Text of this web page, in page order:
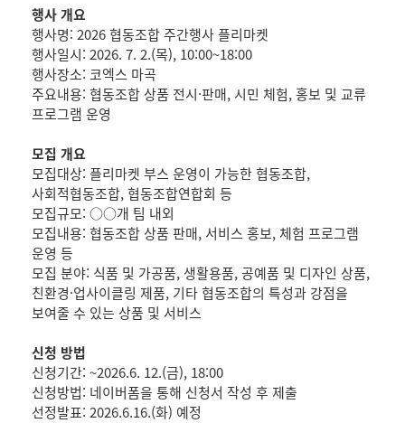
행사 개요
행사명: 2026 협동조합 주간행사 플리마켓
행사일시: 2026. 7. 2.(목), 10:00~18:00
행사장소: 코엑스 마곡
주요내용: 협동조합 상품 전시·판매, 시민 체험, 홍보 및 교류
프로그램 운영
모집 개요
모집대상: 플리마켓 부스 운영이 가능한 협동조합,
사회적협동조합, 협동조합연합회 등
모집규모: ○○개 팀 내외
모집내용: 협동조합 상품 판매, 서비스 홍보, 체험 프로그램
운영 등
모집 분야: 식품 및 가공품, 생활용품, 공예품 및 디자인 상품,
친환경·업사이클링 제품, 기타 협동조합의 특성과 강점을
보여줄 수 있는 상품 및 서비스
신청 방법
신청기간: ~2026.6. 12.(금), 18:00
신청방법: 네이버폼을 통해 신청서 작성 후 제출
선정발표: 2026.6.16.(화) 예정